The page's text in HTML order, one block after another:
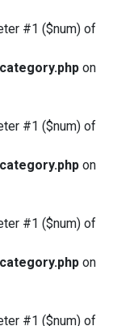
#1 ($num) of
on
#1 ($num) of
on
#1 ($num) of
on
#1 ($num) of